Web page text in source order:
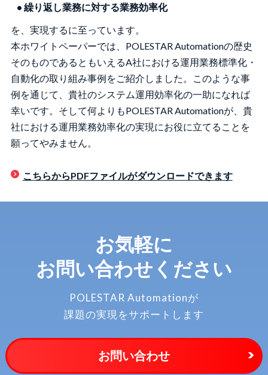
• 繰り返し業務に対する業務効率化
を、実現するに至っています。
本ホワイトペーパーでは、POLESTAR Automationの歴史
そのものであるともいえるA社における運用業務標準化・
自動化の取り組み事例をご紹介しました。このような事
例を通じて、貴社のシステム運用効率化の一助になれば
幸いです。そして何よりもPOLESTAR Automationが、貴
社における運用業務効率化の実現にお役に立てることを
願ってやみません。
こちらからPDFファイルがダウンロードできます
お気軽に
お問い合わせください
POLESTAR Automationが
課題の実現をサポートします
お問い合わせ